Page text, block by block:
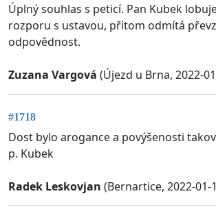
Úplný souhlas s peticí. Pan Kubek
rozporu s ustavou, přitom odmítá
odpovědnost.
Zuzana Vargová (Újezd u Brna, 2022-
#1718
Dost bylo arogance a povýšenosti
p. Kubek
Radek Leskovjan (Bernartice, 2022-01-